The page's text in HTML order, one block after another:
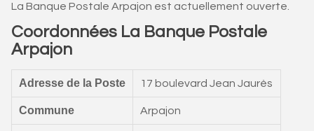
La Banque Postale Arpajon est actuellement ouverte.
Coordonnées La Banque Postale
Arpajon
Adresse de la Poste 17 boulevard Jean Jaurès
Commune Arpajon